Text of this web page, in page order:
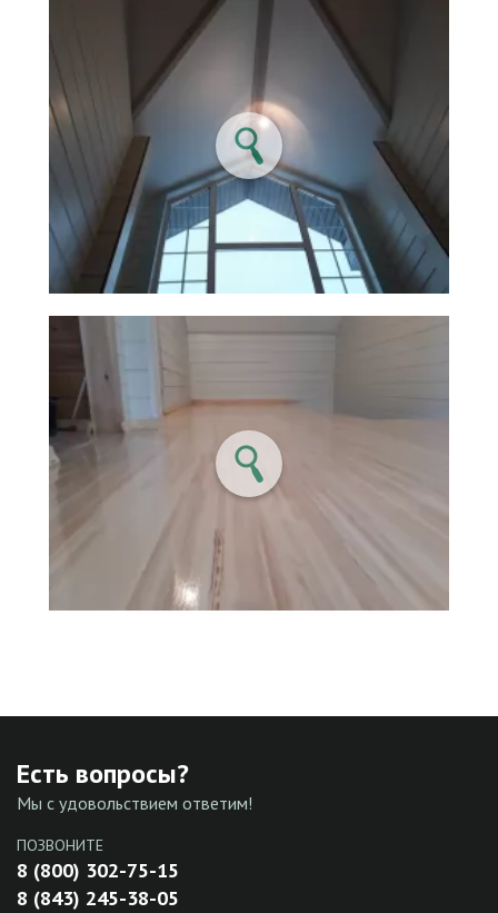
Есть вопросы?
Мы с удовольствием ответим!
ПОЗВОНИТЕ
8 (800) 302-75-15
8 (843) 245-38-05